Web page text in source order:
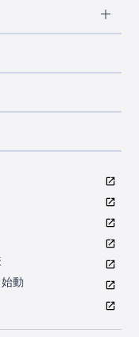
建物編>
グガーデン
さへのこだわり
動